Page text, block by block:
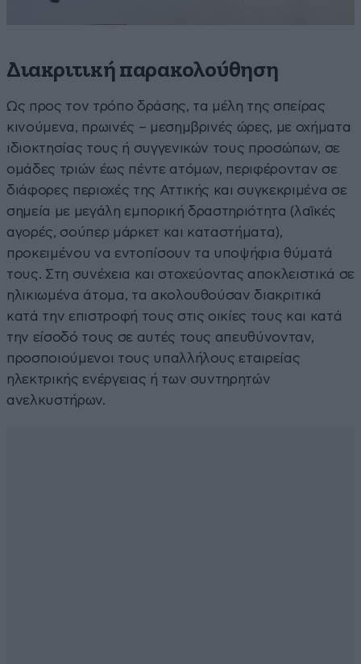
Διακριτική παρακολούθηση
Ως προς τον τρόπο δράσης, τα μέλη της σπείρας
κινούμενα, πρωινές – μεσημβρινές ώρες, με οχήματα
ιδιοκτησίας τους ή συγγενικών τους προσώπων, σε
ομάδες τριών έως πέντε ατόμων, περιφέρονταν σε
διάφορες περιοχές της Αττικής και συγκεκριμένα σε
σημεία με μεγάλη εμπορική δραστηριότητα (λαϊκές
αγορές, σούπερ μάρκετ και καταστήματα),
προκειμένου να εντοπίσουν τα υποψήφια θύματά
τους. Στη συνέχεια και στοχεύοντας αποκλειστικά σε
ηλικιωμένα άτομα, τα ακολουθούσαν διακριτικά
κατά την επιστροφή τους στις οικίες τους και κατά
την είσοδό τους σε αυτές τους απευθύνονταν,
προσποιούμενοι τους υπαλλήλους εταιρείας
ηλεκτρικής ενέργειας ή των συντηρητών
ανελκυστήρων.